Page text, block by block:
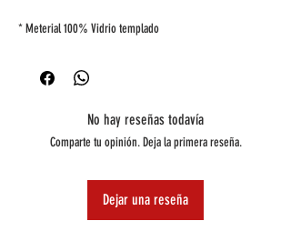
* Meterial 100% Vidrio templado
No hay reseñas todavía
Comparte tu opinión. Deja la primera reseña.
Dejar una reseña